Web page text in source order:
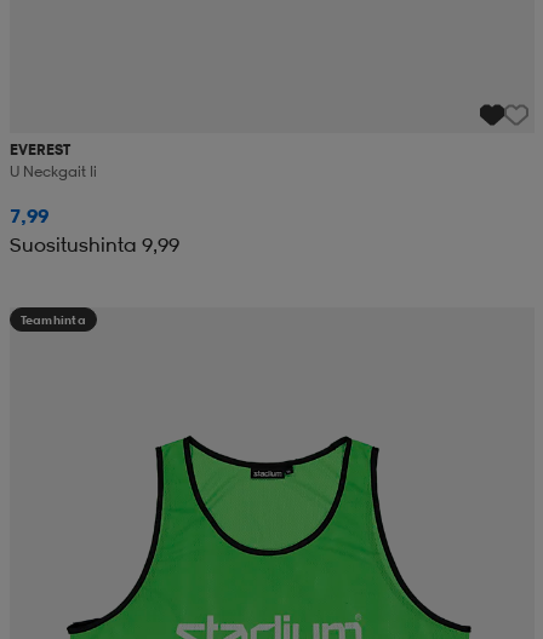
EVEREST
U Neckgait Ii
7,99
Suositushinta 9,99
Teamhinta